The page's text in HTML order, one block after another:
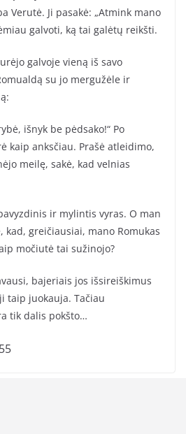
Verutė. Ji pasakė: „Atmink mano
galvoti, ką tai galėtų reikšti.
galvoje vieną iš savo
su jo mergužėle ir
išnyk be pėdsako!“ Po
kaip anksčiau. Prašė atleidimo,
meilę, sakė, kad velnias
ir mylintis vyras. O man
kad, greičiausiai, mano Romukas
močiutė tai sužinojo?
bajeriais jos išsireiškimus
taip juokauja. Tačiau
tik dalis pokšto…